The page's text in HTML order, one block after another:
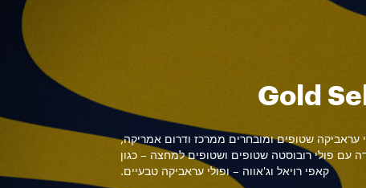
Gold
עראביקה שטופים ומובחרים ממרכז ודרום אמריקה,
עם פולי רובוסטה שטופים ושטופים למחצה – כגון
קאפי רויאל וג'אווה – ופולי עראביקה טבעיים.